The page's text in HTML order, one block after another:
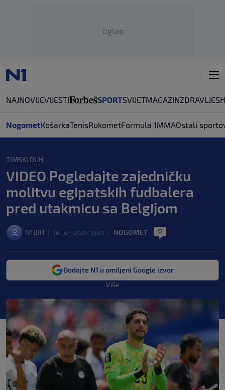
Oglas
NAJNOVIJEVIJESTI SPORTSVIJETMAGAZINZDRAVLJE
NogometKošarkaTenisRukometFormula 1MMAOstali
TIMSKI DUH
VIDEO Pogledajte zajedničku
molitvu egipatskih fudbalera
pred utakmicu sa Belgijom
N1BIH 16. jun. 2026. 15:07 NOGOMET 0
Dodajte N1 u omiljeni Google izvor
Više